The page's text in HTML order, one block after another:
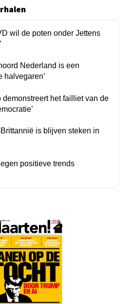
wil de poten onder Jettens
Nederland is een
halvegaren’
demonstreert het failliet van de
Brittannië is blijven steken in
positieve trends